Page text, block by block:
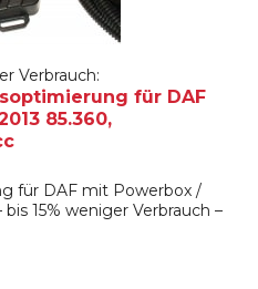
Verbrauch:
für DAF
85.360,
für DAF mit Powerbox /
15% weniger Verbrauch –